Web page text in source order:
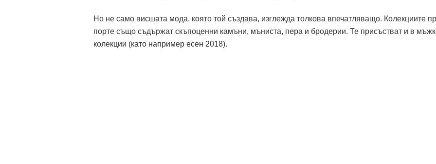
Но не само висшата мода, която той създава, изглежда толкова впечатляващо. Колекциите
порте също съдържат скъпоценни камъни, мъниста, пера и бродерии. Те присъстват и в
колекции (като например есен 2018).